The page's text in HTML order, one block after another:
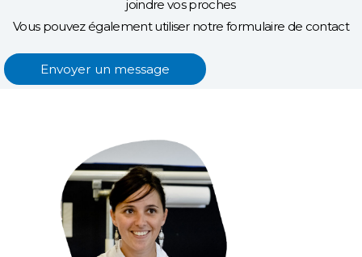
joindre vos proches
Vous pouvez également utiliser notre formulaire de contact
Envoyer un message